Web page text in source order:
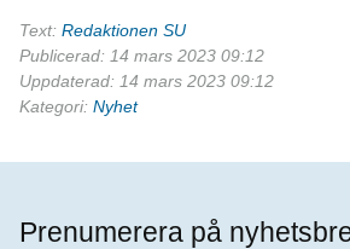
Text: Redaktionen SU
Publicerad: 14 mars 2023 09:12
Uppdaterad: 14 mars 2023 09:12
Kategori: Nyhet
Prenumerera på